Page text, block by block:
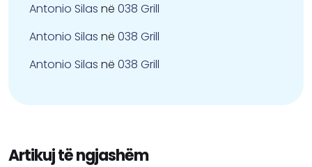
Antonio Silas në 038 Grill
Antonio Silas në 038 Grill
Antonio Silas në 038 Grill
Artikuj të ngjashëm